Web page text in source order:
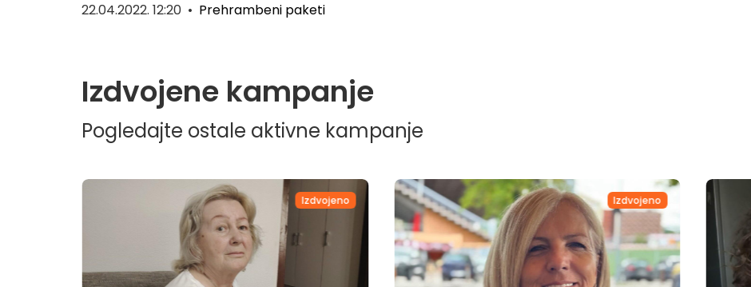
22.04.2022. 12:20 • Prehrambeni paketi
Izdvojene kampanje
Pogledajte ostale aktivne kampanje
Izdvojeno Izdvojeno